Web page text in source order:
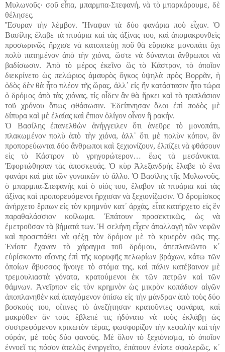
Μυλωνοῦς· σοῦ εἶπα, μπαρμπα-Στεφανή, νὰ τὸ μπαρκάρουμε, δὲ
θέλησες.
Ἔσυραν τὴν λέμβον. Ἤναψαν τὰ δύο φανάρια ποὺ εἶχαν. Ὁ
Βασίλης ἔλαβε τὰ πτυάρια καὶ τὰς ἀξίνας του, καὶ ἀπομακρυνθεὶς
προσωρινῶς ἤρχισε νὰ κατοπτεύῃ ποῦ θὰ εὕρισκε μονοπάτι ὄχι
πολὺ πατημένον ἀπὸ τὴν χιόνα, ὥστε νὰ δύνανται ἄνθρωποι νὰ
βαδίσωσιν. Ἀπὸ τὸ μέρος ἐκεῖνο ὣς τὸ Κάστρον, τὸ ὁποῖον
διεκρίνετο ὡς πελώριος ἀμαυρὸς ὄγκος ὑψηλὰ πρὸς Βορρᾶν, ἡ
ὁδὸς δὲν θὰ ἦτο πλέον τῆς ὥρας, ἀλλ᾽ εἰς ἣν κατάστασιν ἦτο τώρα
ὁ δρόμος ἀπὸ τὰς χιόνας, τίς οἶδεν ἂν θὰ ἤρκει καὶ τὸ τριπλάσιον
τοῦ χρόνου ὅπως φθάσωσιν. Ἐδείπνησαν ὅλοι ἐπὶ ποδὸς μὲ
δίπυρα καὶ μὲ ἐλαίας καὶ ἔπιον ὀλίγον οἶνον ἢ ρακήν.
Ὁ Βασίλης ἐπανελθὼν ἀνήγγειλεν ὅτι ἀνεῦρε τὸ μονοπάτι,
πλακωμένον πολὺ ἀπὸ τὴν χιόνα, ἀλλ᾽ ὅτι μὲ πολὺν κόπον, ἂν
προπορεύωνται δύο ἄνθρωποι καὶ ξεχιονίζουν, ἐλπίζει νὰ φθάσουν
εἰς τὸ Κάστρον τὸ γρηγορώτερον… ἕως τὰ μεσάνυκτα.
Ἐφορτώθησαν τὰς ἀποσκευάς. Ὁ κὺρ Ἀλεξανδρὴς ἔλαβε τὸ ἕνα
φανάρι καὶ μία τῶν γυναικῶν τὸ ἄλλο. Ὁ Βασίλης τῆς Μυλωνοῦς,
ὁ μπαρμπα-Στεφανὴς καὶ ὁ υἱός του, ἔλαβον τὰ πτυάρια καὶ τὰς
ἀξίνας καὶ προπορευόμενοι ἤρχισαν νὰ ξεχιονίζωσιν. Ὁ δρομίσκος
ἀνήρχετο ἕρπων εἰς τὸν κρημνὸν κατ᾽ ἀρχάς, εἶτα κατήρχετο εἰς ἓν
παραθαλάσσιον κοίλωμα. Ἐπάτουν προσεκτικῶς, ὡς νὰ
ἐμετροῦσαν τὰ βήματά των. Ἡ σελήνη εἶχεν ἀπαλλαγῆ τῶν νεφῶν
καὶ προσεπάθει νὰ φέξῃ τὸν δρόμον μὲ τὸ κρυερὸν φῶς της.
Ἐνίοτε ἔχαναν τὸ χάραγμα τοῦ δρόμου, ἀπεπλανῶντο κ᾽
εὑρίσκοντο αἴφνης ἐπὶ τῆς κορυφῆς πελωρίων βράχων, κάτω τῶν
ὁποίων ἄβυσσος ἤνοιγε τὸ στόμα της, καὶ πάλιν κατέβαινον μὲ
τρεμουλιαστὰ γόνατα, κρατούμενοι ἐκ τῶν πετρῶν καὶ τῶν
θάμνων. Ἀνεῖρπον εἰς τὸν κρημνὸν ὡς μικρὸν κοπάδιον αἰγῶν
ἀποπλανηθὲν καὶ ἀπαγόμενον ὀπίσω εἰς τὴν μάνδραν ἀπὸ τοὺς δύο
βοσκούς του, οἵτινες τὸ ἀνεζήτησαν κρατοῦντες φανάρια, καὶ
μακρόθεν ἂν τοὺς ἔβλεπέ τις ἠδύνατο νὰ τοὺς ἐκλάβῃ ὡς
συστρεφόμενον κρικωτὸν τέρας, φωσφορίζον τὴν κεφαλὴν καὶ τὴν
οὐράν, μὲ τοὺς δύο φανούς. Μὲ ὅλον τὸ ξεχιόνισμα, τὸ ὁποῖον
ἐννοεῖ τις πόσον ἀτελῶς ἐνηργεῖτο, ἐπάτουν ἐνίοτε σφαλερῶς, κ᾽